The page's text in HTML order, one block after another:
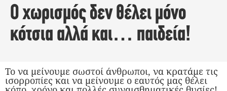
Ο χωρισμός δεν θέλει μόνο
κότσια αλλά και… παιδεία!
Το να μείνουμε σωστοί άνθρωποι, να κρατάμε τις
ισορροπίες και να μείνουμε ο εαυτός μας θέλει